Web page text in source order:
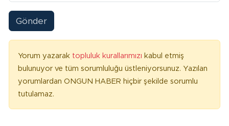
Gönder
Yorum yazarak topluluk kurallarımızı kabul etmiş
bulunuyor ve tüm sorumluluğu üstleniyorsunuz. Yazılan
yorumlardan ONGUN HABER hiçbir şekilde sorumlu
tutulamaz.